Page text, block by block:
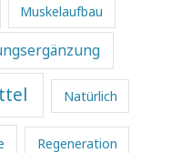
Muskelaufbau
Natürlich
Regeneration